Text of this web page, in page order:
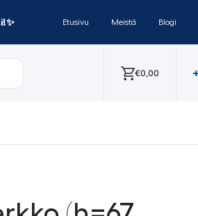
Etusivu Meistä Blogi
€0,00